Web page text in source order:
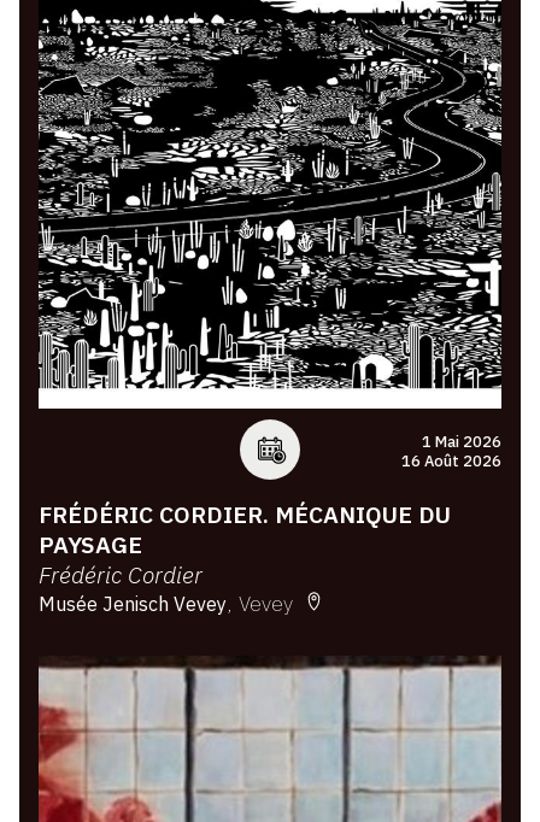
1 Mai 2026
16 Août 2026
FRÉDÉRIC CORDIER. MÉCANIQUE DU
PAYSAGE
Frédéric Cordier
Musée Jenisch Vevey Vevey